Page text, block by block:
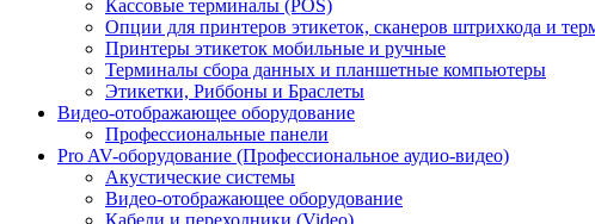
Кассовые терминалы (POS)
Опции для принтеров этикеток, сканеров штрихкода и
Принтеры этикеток мобильные и ручные
Терминалы сбора данных и планшетные компьютеры
Этикетки, Риббоны и Браслеты
Видео-отображающее оборудование
Профессиональные панели
Pro AV-оборудование (Профессиональное аудио-видео)
Акустические системы
Видео-отображающее оборудование